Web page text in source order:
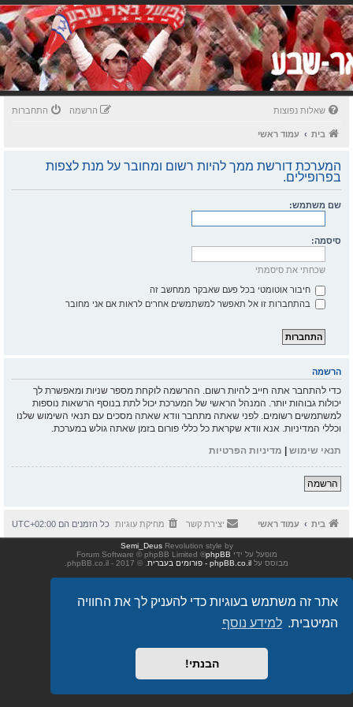
אתר זה משתמש בעוגיות כדי להעניק לך את החוויה
המיטבית. למידע נוסף
הבנתי!
שאלות נפוצות התחברות הרשמה
בית עמוד ראשי
המערכת דורשת ממך להיות רשום ומחובר על מנת לצפות
בפרופילים.
שם משתמש:
סיסמה:
שכחתי את סיסמתי
חיבור אוטומטי בכל פעם שאבקר ממחשב זה
בהתחברות זו אל תאפשר למשתמשים אחרים לראות אם אני מחובר
הרשמה
כדי להתחבר אתה חייב להיות רשום. ההרשמה לוקחת מספר שניות ומאפשרת לך
יכולות גבוהות יותר. המנהל הראשי של המערכת יכול לתת בנוסף הרשאות נוספות
למשתמשים רשומים. לפני שאתה מתחבר וודא שאתה מסכים עם תנאי השימוש שלנו
וכללי המדיניות. אנא וודא שקראת כל כללי פורום בזמן שאתה גולש במערכת.
תנאי שימוש | מדיניות הפרטיות
הרשמה
בית עמוד ראשי כל הזמנים הם UTC+02:00 מחיקת עוגיות יצירת קשר
Revolution style by
Semi_Deus
מופעל על ידי phpBB
® Forum Software © phpBB Limited
מבוסס על phpBB.co.il - פורומים בעברית . © 2017 - phpBB.co.il.